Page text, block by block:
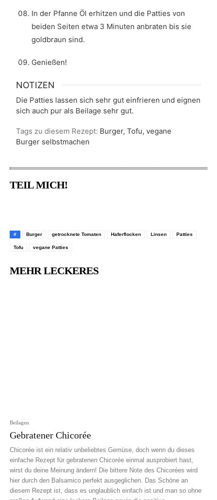
In der Pfanne Öl erhitzen und die Patties von
beiden Seiten etwa 3 Minuten anbraten bis sie
goldbraun sind.
Genießen!
NOTIZEN
Die Patties lassen sich sehr gut einfrieren und eignen
sich auch pur als Beilage sehr gut.
Tags zu diesem Rezept: Burger, Tofu, vegane
Burger selbstmachen
TEIL MICH!
# Burger getrocknete Tomaten Haferflocken Linsen Patties
Tofu vegane Patties
MEHR LECKERES
Beilagen
Gebratener Chicorée
Chicorée ist ein relativ unbeliebtes Gemüse, doch wenn du dieses
einfache Rezept für gebratenen Chicorée einmal ausprobiert hast,
wirst du deine Meinung ändern! Die bittere Note des Chicorées wird
hier durch den Balsamico perfekt ausgeglichen. Das Schöne an
diesem Rezept ist, dass es unglaublich einfach ist und man so ohne